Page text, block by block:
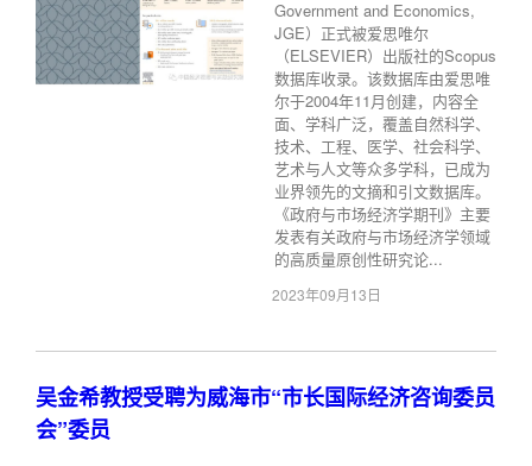
Government and Economics,
JGE）正式被爱思唯尔
（ELSEVIER）出版社的Scopus
数据库收录。该数据库由爱思唯
尔于2004年11月创建，内容全
面、学科广泛，覆盖自然科学、
技术、工程、医学、社会科学、
艺术与人文等众多学科，已成为
业界领先的文摘和引文数据库。
《政府与市场经济学期刊》主要
发表有关政府与市场经济学领域
的高质量原创性研究论...
2023年09月13日
吴金希教授受聘为威海市“市长国际经济咨询委员
会”委员